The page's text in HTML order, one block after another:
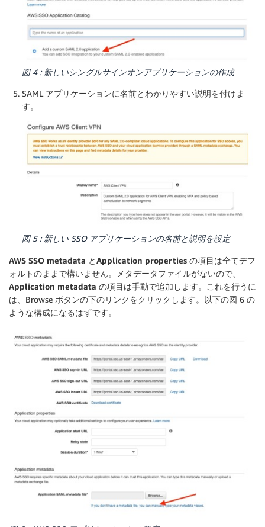
図 4 : 新しいシングルサインオンアプリケーションの作成
SAML アプリケーションに名前とわかりやすい説明を付けま
す。
図 5 : 新しい SSO アプリケーションの名前と説明を設定
AWS SSO metadata とApplication properties の項目は全てデフ
ォルトのままで構いません。メタデータファイルがないので、
Application metadata の項目は手動で追加します。これを行うに
は、Browse ボタンの下のリンクをクリックします。以下の図 6 の
ような構成になるはずです。